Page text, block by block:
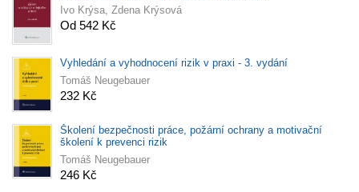
Ivo Krýsa, Zdena Krýsová
Od 542 Kč
Vyhledání a vyhodnocení rizik v praxi - 3. vydání
Tomáš Neugebauer
232 Kč
Školení bezpečnosti práce, požární ochrany a motivační
školení k prevenci rizik
Tomáš Neugebauer
246 Kč